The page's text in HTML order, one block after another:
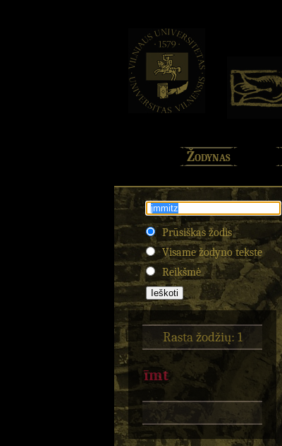
Žodynas
Prūsiškas žodis
Visame žodyno tekste
Reikšmė
Rasta žodžių: 1
īmt